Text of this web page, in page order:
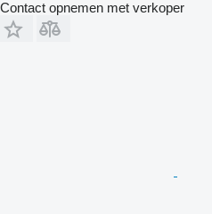
Contact opnemen met verkoper